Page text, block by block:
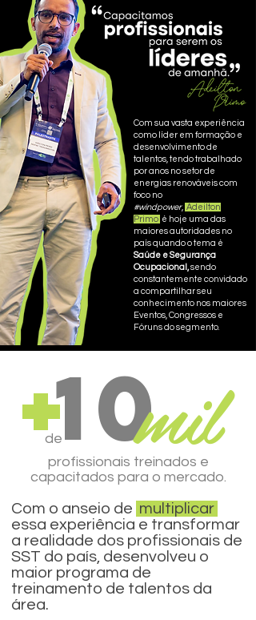
Com sua vasta experiência
como líder em formação e
desenvolvimento de
talentos, tendo trabalhado
por anos no setor de
energias renováveis com
foco no
#windpower, Adeilton
Primo é hoje uma das
maiores autoridades no
país quando o tema é
Saúde e Segurança
Ocupacional,sendo
constantemente convidado
a compartilhar seu
conhecimento nos maiores
Eventos, Congressos e
Fóruns do segmento.
10
+ mil
profissionais treinados e
capacitados para o mercado.
de
Com o anseio de multiplicar
essa experiência e transformar
a realidade dos profissionais de
SST do país, desenvolveu o
maior programa de
treinamento de talentos da
área.